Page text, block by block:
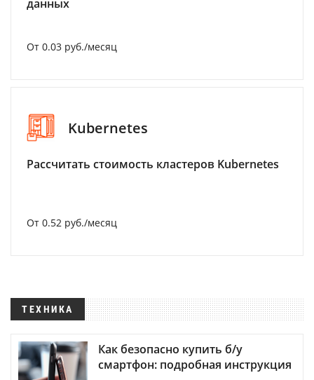
данных
От 0.03 руб./месяц
Kubernetes
Рассчитать стоимость кластеров Kubernetes
От 0.52 руб./месяц
ТЕХНИКА
Как безопасно купить б/у
смартфон: подробная инструкция